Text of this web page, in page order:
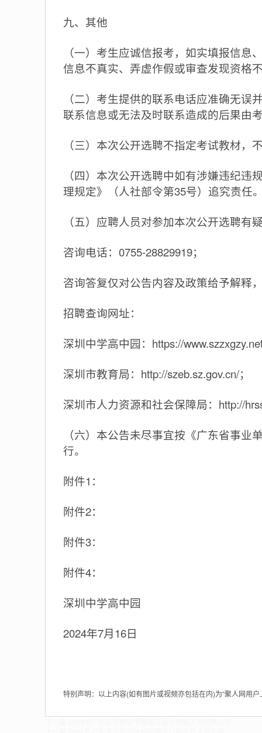
九、其他
（一）考生应诚信报考，如实填报信
信息不真实、弄虚作假或审查发现资格
（二）考生提供的联系电话应准确无
联系信息或无法及时联系造成的后果由
（三）本次公开选聘不指定考试教材
（四）本次公开选聘中如有涉嫌违纪
理规定》（人社部令第35号）追究责任
（五）应聘人员对参加本次公开选聘
咨询电话：0755-28829919；
咨询答复仅对公告内容及政策给予解释
招聘查询网址：
深圳中学高中园：https://
深圳市教育局：http://szeb.sz.gov.cn/；
深圳市人力资源和社会保障局：http://
（六）本公告未尽事宜按《广东省事
行。
附件1：
附件2：
附件3：
附件4：
深圳中学高中园
2024年7月16日
特别声明：以上内容(如有图片或视频亦包括在内)为“聚人网用